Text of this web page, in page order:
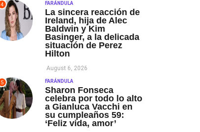
4 FARÁNDULA
La sincera reacción de
Ireland, hija de Alec
Baldwin y Kim
Basinger, a la delicada
situación de Perez
Hilton
August 6, 2026
5 FARÁNDULA
Sharon Fonseca
celebra por todo lo alto
a Gianluca Vacchi en
su cumpleaños 59:
‘Feliz vida, amor’